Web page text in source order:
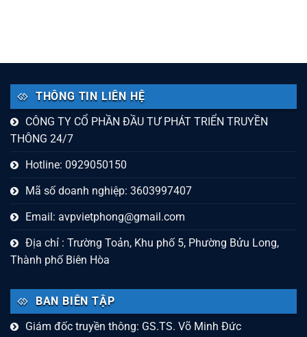
THÔNG TIN LIÊN HỆ
CÔNG TY CỔ PHẦN ĐẦU TƯ PHÁT TRIỂN TRUYỀN
THÔNG 24/7
Hotline: 0929050150
Mã số doanh nghiệp: 3603997407
Email: avpvietphong@gmail.com
Địa chỉ : Trường Toản, Khu phố 5, Phường Bửu Long,
Thành phố Biên Hòa
BAN BIÊN TẬP
Giám đốc truyền thông: GS.TS. Võ Minh Đức